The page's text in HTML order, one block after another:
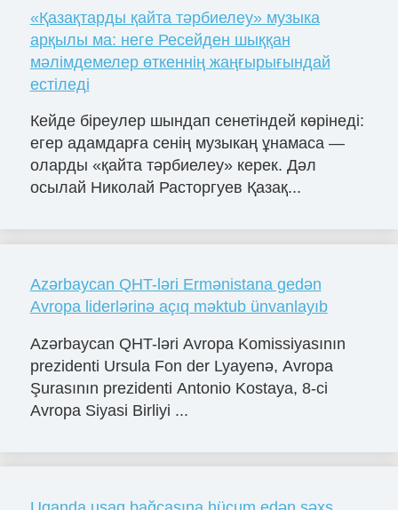
«Қазақтарды қайта тәрбиелеу» музыка
арқылы ма: неге Ресейден шыққан
мәлімдемелер өткеннің жаңғырығындай
естіледі
Кейде біреулер шындап сенетіндей көрінеді:
егер адамдарға сенің музыкаң ұнамаса —
оларды «қайта тәрбиелеу» керек. Дәл
осылай Николай Расторгуев Қазақ...
Azərbaycan QHT-ləri Ermənistana gedən
Avropa liderlərinə açıq məktub ünvanlayıb
Azərbaycan QHT-ləri Avropa Komissiyasının
prezidenti Ursula Fon der Lyayenə, Avropa
Şurasının prezidenti Antonio Kostaya, 8-ci
Avropa Siyasi Birliyi ...